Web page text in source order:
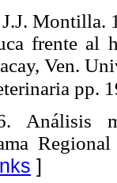
Montilla.
frente al
Ven.
pp.
Análisis
]